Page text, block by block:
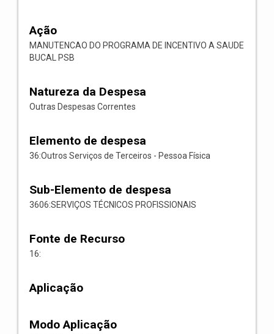
Ação
MANUTENCAO DO PROGRAMA DE INCENTIVO A SAUDE
BUCAL PSB
Natureza da Despesa
Outras Despesas Correntes
Elemento de despesa
36:Outros Serviços de Terceiros - Pessoa Física
Sub-Elemento de despesa
3606:SERVIÇOS TÉCNICOS PROFISSIONAIS
Fonte de Recurso
16:
Aplicação
Modo Aplicação